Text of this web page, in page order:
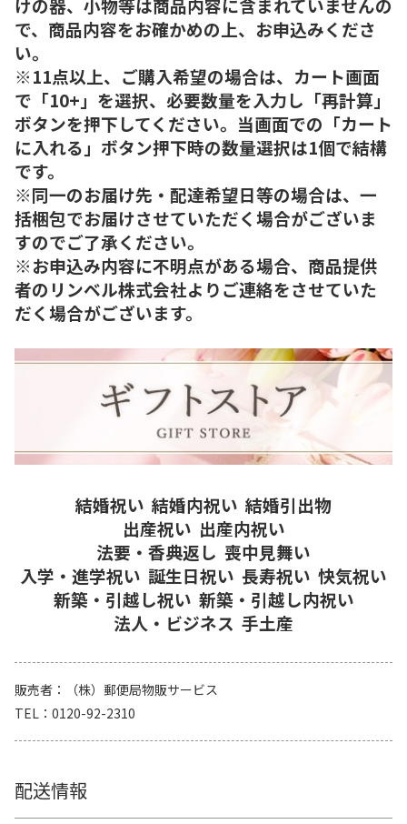
で、商品内容をお確かめの上、お申込みくださ
い。
※11点以上、ご購入希望の場合は、カート画面
で「10+」を選択、必要数量を入力し「再計算」
ボタンを押下してください。当画面での「カート
に入れる」ボタン押下時の数量選択は1個で結構
です。
※同一のお届け先・配達希望日等の場合は、一
括梱包でお届けさせていただく場合がございま
すのでご了承ください。
※お申込み内容に不明点がある場合、商品提供
者のリンベル株式会社よりご連絡をさせていた
だく場合がございます。
結婚祝い 結婚内祝い 結婚引出物
出産祝い 出産内祝い
法要・香典返し 喪中見舞い
入学・進学祝い 誕生日祝い 長寿祝い 快気祝い
新築・引越し祝い 新築・引越し内祝い
法人・ビジネス 手土産
販売者
（株）郵便局物販サービス
TEL
0120-92-2310
配送情報